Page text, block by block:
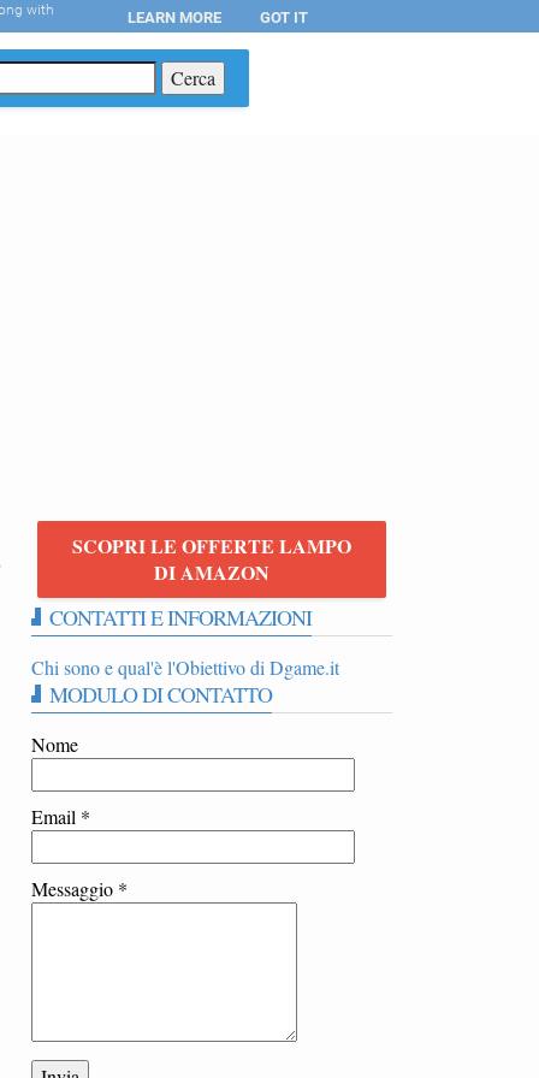
SCOPRI LE OFFERTE LAMPO
DI AMAZON
CONTATTI E INFORMAZIONI
Chi sono e qual'è l'Obiettivo di Dgame.it
MODULO DI CONTATTO
Nome
Email *
Messaggio *
with LEARN MORE GOT IT